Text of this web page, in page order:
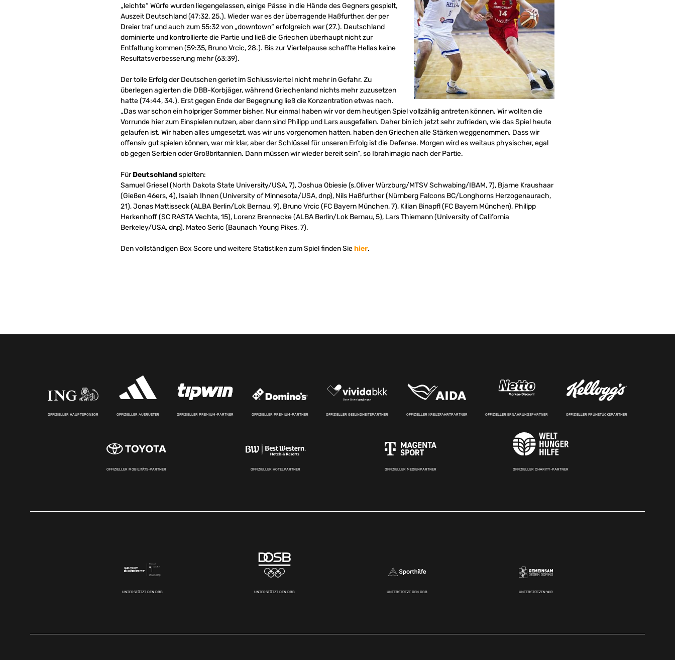
„leichte“ Würfe wurden liegengelassen, einige Pässe in die Hände des Gegners gespielt,
Auszeit Deutschland (47:32, 25.). Wieder war es der überragende Haßfurther, der per
Dreier traf und auch zum 55:32 von „downtown“ erfolgreich war (27.). Deutschland
dominierte und kontrollierte die Partie und ließ die Griechen überhaupt nicht zur
Entfaltung kommen (59:35, Bruno Vrcic, 28.). Bis zur Viertelpause schaffte Hellas keine
Resultatsverbesserung mehr (63:39).
Der tolle Erfolg der Deutschen geriet im Schlussviertel nicht mehr in Gefahr. Zu
überlegen agierten die DBB-Korbjäger, während Griechenland nichts mehr zuzusetzen
hatte (74:44, 34.). Erst gegen Ende der Begegnung ließ die Konzentration etwas nach.
„Das war schon ein holpriger Sommer bisher. Nur einmal haben wir vor dem heutigen Spiel vollzählig antreten können. Wir wollten die
Vorrunde hier zum Einspielen nutzen, aber dann sind Philipp und Lars ausgefallen. Daher bin ich jetzt sehr zufrieden, wie das Spiel heute
gelaufen ist. Wir haben alles umgesetzt, was wir uns vorgenomen hatten, haben den Griechen alle Stärken weggenommen. Dass wir
offensiv gut spielen können, war mir klar, aber der Schlüssel für unseren Erfolg ist die Defense. Morgen wird es weitaus physischer, egal
ob gegen Serbien oder Großbritannien. Dann müssen wir wieder bereit sein“, so Ibrahimagic nach der Partie.
FürDeutschland spielten:
Samuel Griesel (North Dakota State University/USA, 7), Joshua Obiesie (s.Oliver Würzburg/MTSV Schwabing/IBAM, 7), Bjarne Kraushaar
(Gießen 46ers, 4), Isaiah Ihnen (University of Minnesota/USA, dnp), Nils Haßfurther (Nürnberg Falcons BC/Longhorns Herzogenaurach,
21), Jonas Mattisseck (ALBA Berlin/Lok Bernau, 9), Bruno Vrcic (FC Bayern München, 7), Kilian Binapfl (FC Bayern München), Philipp
Herkenhoff (SC RASTA Vechta, 15), Lorenz Brennecke (ALBA Berlin/Lok Bernau, 5), Lars Thiemann (University of California
Berkeley/USA, dnp), Mateo Seric (Baunach Young Pikes, 7).
Den vollständigen Box Score und weitere Statistiken zum Spiel finden Siehier.
OFFIZIELLER HAUPTSPONSOR OFFIZIELLER AUSRÜSTER OFFIZIELLER PREMIUM-PARTNER OFFIZIELLER PREMIUM-PARTNER OFFIZIELLER GESUNDHEITSPARTNER OFFIZIELLER KREUZFAHRTPARTNER OFFIZIELLER ERNÄHRUNGSPARTNER OFFIZIELLER FRÜHSTÜCKSPARTNER
OFFIZIELLER MOBILITÄTS-PARTNER OFFIZIELLER HOTELPARTNER OFFIZIELLER MEDIENPARTNER OFFIZIELLER CHARITY-PARTNER
UNTERSTÜTZT DEN DBB UNTERSTÜTZT DEN DBB UNTERSTÜTZT DEN DBB UNTERSTÜTZEN WIR